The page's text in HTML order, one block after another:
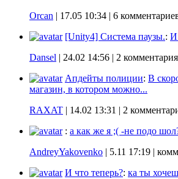
Orcan | 17.05 10:34 | 6
[Unity4] Система паузы.: И
Dansel | 24.02 14:56 | 2 комментария
Апдейты полиции: В
магазин, в котором можно...
RAXAT | 14.02 13:31 | 2
: а как же я ;( -не подо
AndreyYakovenko | 5.11 17:19 |
И что теперь?: ка ты